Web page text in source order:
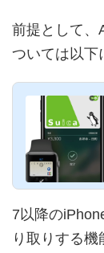
前提として、
ついては以下
7以降の
り取りする